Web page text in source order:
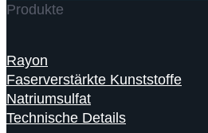
Produkte
Rayon
Faserverstärkte Kunststoffe
Natriumsulfat
Technische Details